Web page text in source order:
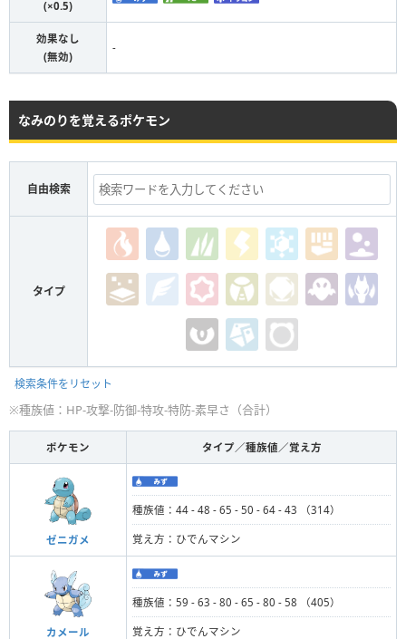
(×0.5)
効果なし
(無効)
-
なみのりを覚えるポケモン
自由検索
タイプ
検索条件をリセット
※種族値：HP-攻撃-防御-特攻-特防-素早さ（合計）
ポケモン タイプ／種族値／覚え方
ゼニガメ
種族値：44 - 48 - 65 - 50 - 64 - 43 （314）
覚え方：ひでんマシン
カメール
種族値：59 - 63 - 80 - 65 - 80 - 58 （405）
覚え方：ひでんマシン